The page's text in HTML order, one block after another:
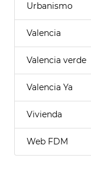
Urbanismo
Valencia
Valencia verde
Valencia Ya
Vivienda
Web FDM